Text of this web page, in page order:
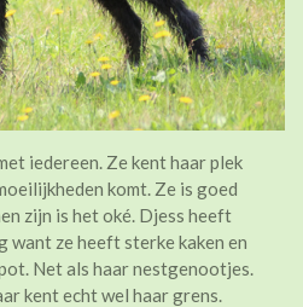
iedereen. Ze kent haar plek
komt. Ze is goed
zijn is het oké. Djess heeft
ze heeft sterke kaken en
Net als haar nestgenootjes.
kent echt wel haar grens.